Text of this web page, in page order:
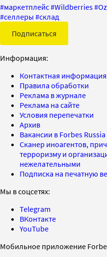
#маркетплейс#Wildberries#
#селлеры #склад
Подписаться
Информация:
Контактная информация
Правила обработки
Реклама в журнале
Реклама на сайте
Условия перепечатки
Архив
Вакансии в Forbes Russia
Сканер иноагентов,
терроризму и
нежелательными
Подписка на печатную
Мы в соцсетях:
Telegram
ВКонтакте
YouTube
Мобильное приложение